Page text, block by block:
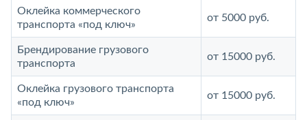
Оклейка коммерческого
транспорта «под ключ»
от 5000 руб.
Брендирование грузового
транспорта
от 15000 руб.
Оклейка грузового транспорта
«под ключ»
от 15000 руб.